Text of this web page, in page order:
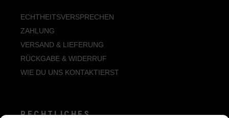
ECHTHEITSVERSPRECHEN
ZAHLUNG
VERSAND & LIEFERUNG
RÜCKGABE & WIDERRUF
WIE DU UNS KONTAKTIERST
RECHTLICHES